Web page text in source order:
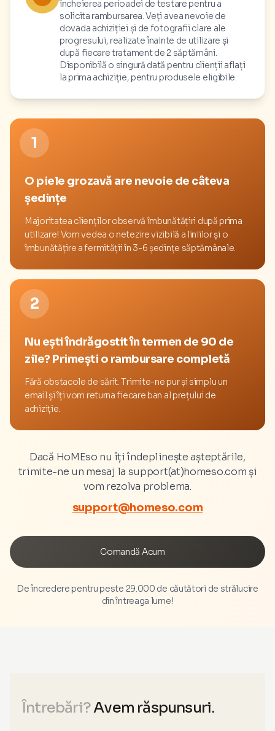
încheierea perioadei de testare pentru a
solicita rambursarea. Veți avea nevoie de
dovada achiziției și de fotografii clare ale
progresului, realizate înainte de utilizare și
după fiecare tratament de 2 săptămâni.
Disponibilă o singură dată pentru clienții aflați
la prima achiziție, pentru produsele eligibile.
1
O piele grozavă are nevoie de câteva
ședințe
Majoritatea clienților observă îmbunătățiri după prima
utilizare! Vom vedea o netezire vizibilă a liniilor și o
îmbunătățire a fermității în 3-6 ședințe săptămânale.
2
Nu ești îndrăgostit în termen de 90 de
zile? Primești o rambursare completă
Fără obstacole de sărit. Trimite-ne pur și simplu un
email și îți vom returna fiecare ban al prețului de
achiziție.
Dacă HoMEso nu îți îndeplinește așteptările,
trimite-ne un mesaj la support(at)homeso.com și
vom rezolva problema.
support@homeso.com
Comandă Acum
De încredere pentru peste 29.000 de căutători de strălucire
din întreaga lume!
Întrebări?Avem răspunsuri.